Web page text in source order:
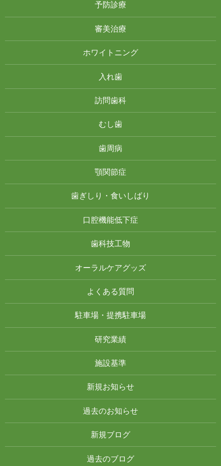
予防診療
審美治療
ホワイトニング
入れ歯
訪問歯科
むし歯
歯周病
顎関節症
歯ぎしり・食いしばり
口腔機能低下症
歯科技工物
オーラルケアグッズ
よくある質問
駐車場・提携駐車場
研究業績
施設基準
新規お知らせ
過去のお知らせ
新規ブログ
過去のブログ